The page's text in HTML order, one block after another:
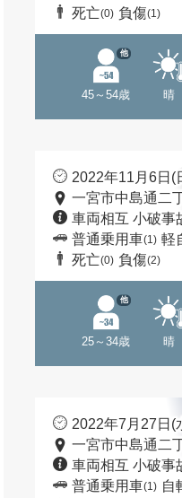
死亡(0) 負傷(1)
45～54歳
他
晴
2022年11月6日(
一宮市中島通二
車両相互 小破事
普通乗用車(1) 軽
死亡(0) 負傷(2)
25～34歳
他
晴
2022年7月27日(
一宮市中島通二
車両相互 小破事
普通乗用車(1) 自